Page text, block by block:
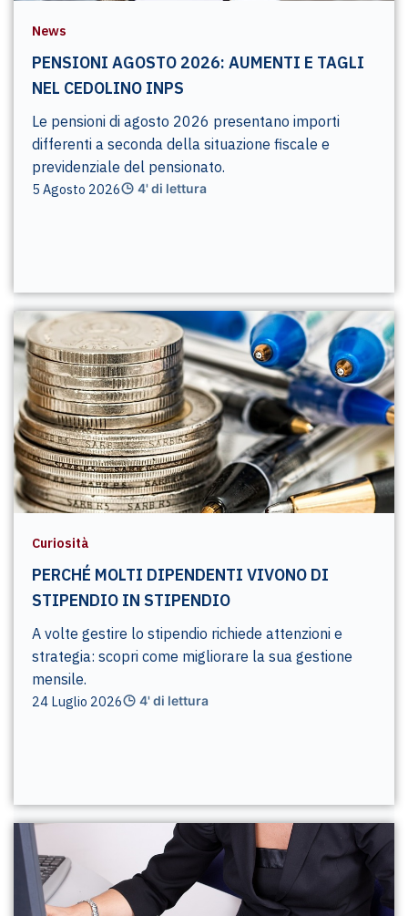
News
PENSIONI AGOSTO 2026: AUMENTI E TAGLI
NEL CEDOLINO INPS
Le pensioni di agosto 2026 presentano importi
differenti a seconda della situazione fiscale e
previdenziale del pensionato.
5 Agosto 2026 4' di lettura
Curiosità
PERCHÉ MOLTI DIPENDENTI VIVONO DI
STIPENDIO IN STIPENDIO
A volte gestire lo stipendio richiede attenzioni e
strategia: scopri come migliorare la sua gestione
mensile.
24 Luglio 2026 4' di lettura